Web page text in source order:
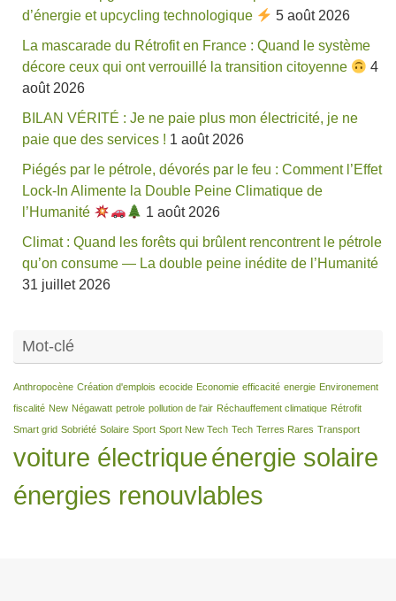
d’énergie et upcycling technologique
5 août 2026
La mascarade du Rétrofit en France : Quand le système
décore ceux qui ont verrouillé la transition citoyenne
4
août 2026
BILAN VÉRITÉ : Je ne paie plus mon électricité, je ne
paie que des services ! 1 août 2026
Piégés par le pétrole, dévorés par le feu : Comment l’Effet
Lock-In Alimente la Double Peine Climatique de
l’Humanité
1 août 2026
Climat : Quand les forêts qui brûlent rencontrent le pétrole
qu’on consume — La double peine inédite de l’Humanité
31 juillet 2026
Mot-clé
Anthropocène Création d'emplois ecocide Economie efficacité energie Environement
fiscalité New Négawatt petrole pollution de l'air Réchauffement climatique Rétrofit
Smart grid Sobriété Solaire Sport Sport New Tech Tech Terres Rares Transport
voiture électriqueénergie solaire
énergies renouvlables